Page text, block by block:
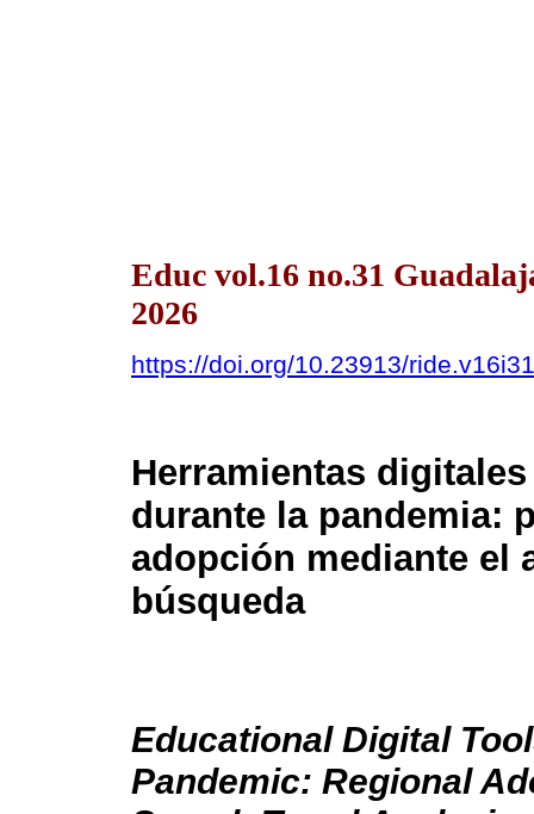
Educ vol.16 no.31
2026
https://doi.org/10.23913/
Herramientas
durante la pandemia:
adopción mediante el
búsqueda
Educational Digital
Pandemic: Regional